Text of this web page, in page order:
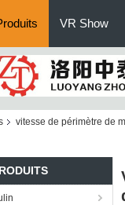
VR Show
vitesse de périmètre de